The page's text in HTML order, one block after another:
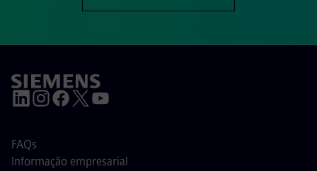
FAQs
Informação empresarial